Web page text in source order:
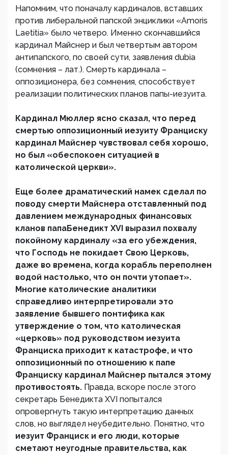
Напомним, что поначалу кардиналов, вставших
против либеральной папской энциклики «Amoris
Laetitia» было четверо. Именно скончавшийся
кардинал Майснер и был четвертым автором
антипапского, по своей сути, заявления dubia
(сомнения – лат.). Смерть кардинала –
оппозиционера, без сомнения, способствует
реализации политических планов папы-иезуита.
Кардинал Мюллер ясно сказал, что перед
смертью оппозиционный иезуиту Франциску
кардинал Майснер чувствовал себя хорошо,
но был «обеспокоен ситуацией в
католической церкви».
Еще более драматический намек сделал по
поводу смерти Майснера отставленный под
давлением международных финансовых
кланов папаБенедикт XVI выразил похвалу
покойному кардиналу «за его убеждения,
что Господь не покидает Свою Церковь,
даже во времена, когда корабль переполнен
водой настолько, что он почти утопает».
Многие католические аналитики
справедливо интерпретировали это
заявление бывшего понтифика как
утверждение о том, что католическая
«церковь» под руководством иезуита
Франциска приходит к катастрофе, и что
оппозиционный по отношению к папе
Франциску кардинал Майснер пытался этому
противостоять. Правда, вскоре после этого
секретарь Бенедикта XVI попытался
опровергнуть такую интерпретацию данных
слов, но выглядел неубедительно. Понятно, что
иезуит Франциск и его люди, которые
сметают неугодные правительства, как